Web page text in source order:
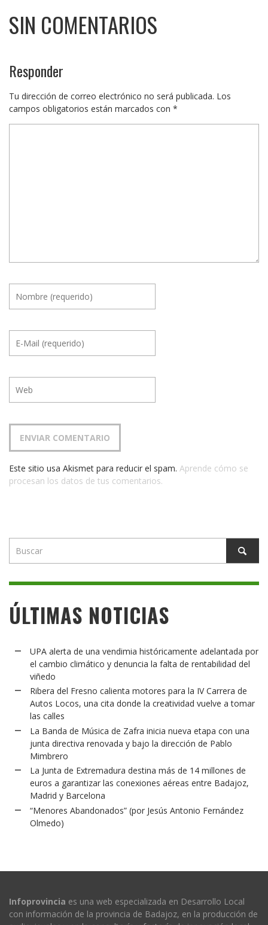
SIN COMENTARIOS
Responder
Tu dirección de correo electrónico no será publicada. Los
campos obligatorios están marcados con *
Este sitio usa Akismet para reducir el spam. Aprende cómo se
procesan los datos de tus comentarios.
ÚLTIMAS NOTICIAS
UPA alerta de una vendimia históricamente adelantada por
el cambio climático y denuncia la falta de rentabilidad del
viñedo
Ribera del Fresno calienta motores para la IV Carrera de
Autos Locos, una cita donde la creatividad vuelve a tomar
las calles
La Banda de Música de Zafra inicia nueva etapa con una
junta directiva renovada y bajo la dirección de Pablo
Mimbrero
La Junta de Extremadura destina más de 14 millones de
euros a garantizar las conexiones aéreas entre Badajoz,
Madrid y Barcelona
“Menores Abandonados” (por Jesús Antonio Fernández
Olmedo)
Infoprovincia es una web especializada en Desarrollo Local
con información de la provincia de Badajoz, en la producción de